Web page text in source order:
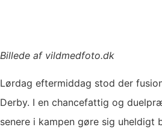
Billede af vildmedfoto.dk
Lørdag eftermiddag stod der
Derby. I en chancefattig og
senere i kampen gøre sig uheldigt